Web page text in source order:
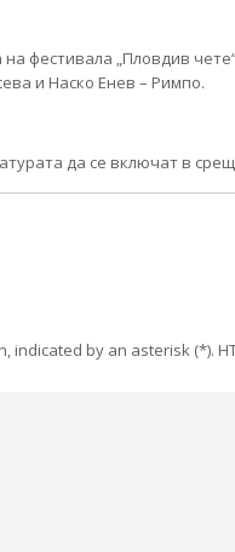
фестивала „Пловдив
и Наско Енев – Римпо.
да се включат в
by an asterisk (*).